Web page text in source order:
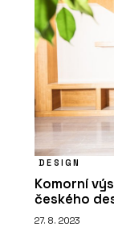
DESIGN
Komorní
českého
27. 8. 2023